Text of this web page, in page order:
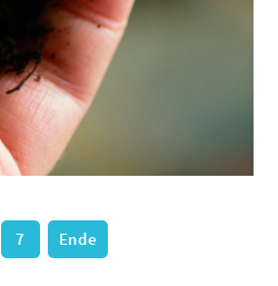
7 Ende